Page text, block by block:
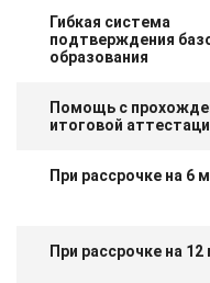
Гибкая система
подтверждения
образования
Помощь с
итоговой
При рассрочке на 6
При рассрочке на